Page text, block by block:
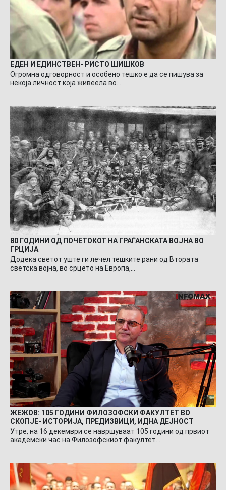
ЕДЕН И ЕДИНСТВЕН- РИСТО ШИШКОВ
Огромна одговорност и особено тешко е да се пишува за
некоја личност која живеела во…
80 ГОДИНИ ОД ПОЧЕТОКОТ НА ГРАЃАНСКАТА ВОЈНА ВО
ГРЦИЈА
Додека светот уште ги лечел тешките рани од Втората
светска војна, во срцето на Европа,…
ЖЕЖОВ: 105 ГОДИНИ ФИЛОЗОФСКИ ФАКУЛТЕТ ВО
СКОПЈЕ- ИСТОРИЈА, ПРЕДИЗВИЦИ, ИДНА ДЕЈНОСТ
Утре, на 16 декември се навршуваат 105 години од првиот
академски час на Филозофскиот факултет…